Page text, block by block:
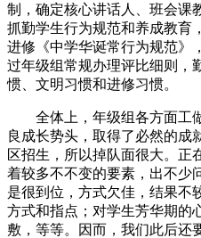
制，确定核心讲话人、班会课
抓勤学生行为规范和养成教育
进修《中学华诞常行为规范》
过年级组常规办理评比细则，
惯、文明习惯和进修习惯。
全体上，年级组各方面工
良成长势头，取得了必然的成
区招生，所以掉队面很大。正
着较多不不变的要素，出不少
是很到位，方式欠佳，结果不
方式和指点；对学生芳华期的
敷，等等。因而，我们此后还